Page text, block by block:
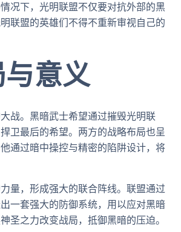
况下，光明联盟不仅要对抗外部的黑
联盟的英雄们不得不重新审视自己的
意义
战。黑暗武士希望通过摧毁光明联
卫最后的希望。两方的战略布局也呈
通过暗中操控与精密的陷阱设计，将
量，形成强大的联合阵线。联盟通过
一套强大的防御系统，用以应对黑暗
圣之力改变战局，抵御黑暗的压迫。